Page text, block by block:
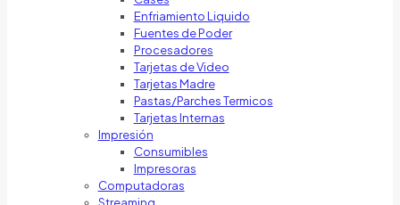
Enfriamiento Liquido
Fuentes de Poder
Procesadores
Tarjetas de Video
Tarjetas Madre
Pastas/Parches Termicos
Tarjetas Internas
Impresión
Consumibles
Impresoras
Computadoras